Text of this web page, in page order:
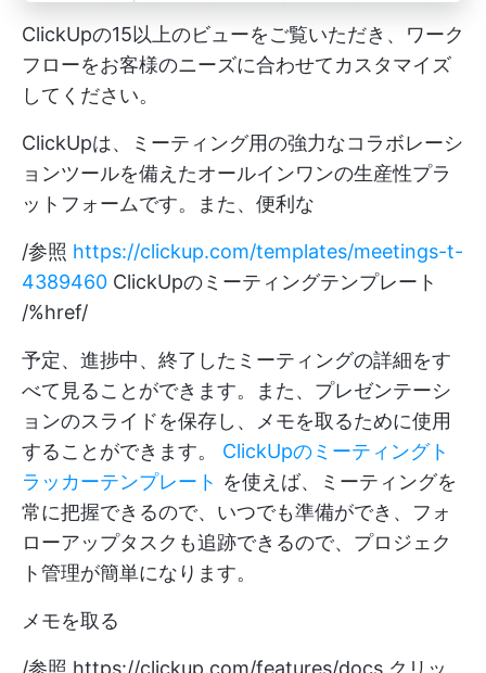
ClickUpの15以上のビューをご覧いただき、ワーク
フローをお客様のニーズに合わせてカスタマイズ
してください。
ClickUpは、ミーティング用の強力なコラボレーシ
ョンツールを備えたオールインワンの生産性プラ
ットフォームです。また、便利な
/参照 https://clickup.com/templates/meetings-t-
4389460 ClickUpのミーティングテンプレート
/%href/
予定、進捗中、終了したミーティングの詳細をす
べて見ることができます。また、プレゼンテーシ
ョンのスライドを保存し、メモを取るために使用
することができます。 ClickUpのミーティングト
ラッカーテンプレート を使えば、ミーティングを
常に把握できるので、いつでも準備ができ、フォ
ローアップタスクも追跡できるので、プロジェク
ト管理が簡単になります。
メモを取る
/参照 https://clickup.com/features/docs クリッ